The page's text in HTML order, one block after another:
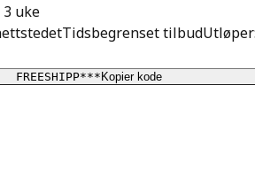
uke
Tidsbegrenset tilbud
FREESHIPP***Kopier kode